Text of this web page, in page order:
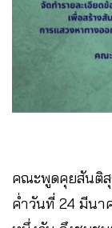
คณะพูดคุยสันติสุ
ค่ำวันที่ 24 มีนา